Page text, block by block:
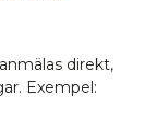
direkt,
Exempel: